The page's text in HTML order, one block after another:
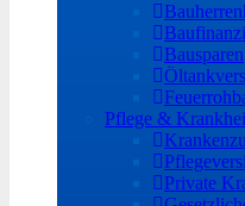
Bausparen
Pflege &
Private